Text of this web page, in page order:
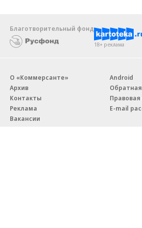
Благотворительный фонд
18+ реклама
О «Коммерсанте»
Архив
Контакты
Реклама
Вакансии
Android
Обратная
E-mail